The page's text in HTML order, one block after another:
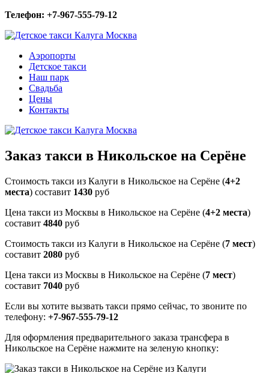
Телефон: +7-967-555-79-12
Аэропорты
Детское такси
Наш парк
Свадьба
Цены
Контакты
Заказ такси в Никольское на Серёне
Стоимость такси из Калуги в Никольское на Серёне (4+2
места) составит 1430 руб
Цена такси из Москвы в Никольское на Серёне (4+2 места)
составит 4840 руб
Стоимость такси из Калуги в Никольское на Серёне (7 мест)
составит 2080 руб
Цена такси из Москвы в Никольское на Серёне (7 мест)
составит 7040 руб
Если вы хотите вызвать такси прямо сейчас, то звоните по
телефону: +7-967-555-79-12
Для оформления предварительного заказа трансфера в
Никольское на Серёне нажмите на зеленую кнопку: